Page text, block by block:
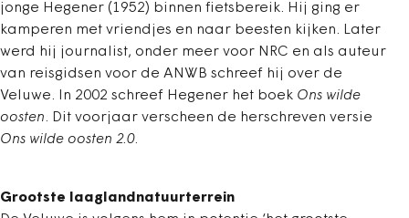
jonge Hegener (1952) binnen fietsbereik. Hij ging er
kamperen met vriendjes en naar beesten kijken. Later
werd hij journalist, onder meer voor NRC en als auteur
van reisgidsen voor de ANWB schreef hij over de
Veluwe. In 2002 schreef Hegener het boek Ons wilde
oosten. Dit voorjaar verscheen de herschreven versie
Ons wilde oosten 2.0.
Grootste laaglandnatuurterrein